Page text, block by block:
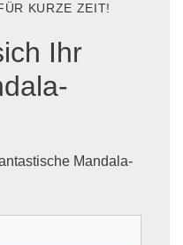
KURZE ZEIT!
Ihr
Mandala-